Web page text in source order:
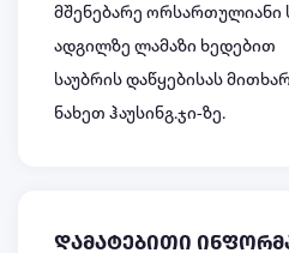
მშენებარე ორსართულიანი
ადგილზე ლამაზი ხედებით
საუბრის დაწყებისას
ნახეთ ჰაუსინგ.ჯი-ზე.
დამატებითი